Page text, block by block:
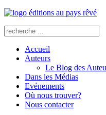
Accueil
Auteurs
Le Blog des
Dans les Médias
Evénements
Où nous trouver?
Nous contacter